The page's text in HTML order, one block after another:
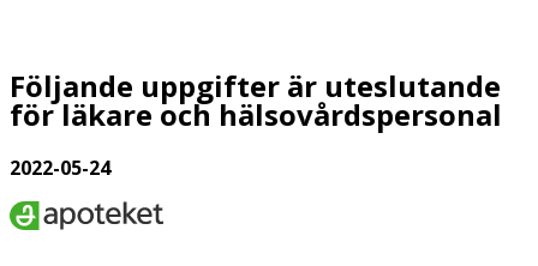
Följande uppgifter är uteslutande
för läkare och hälsovårdspersonal
2022-05-24